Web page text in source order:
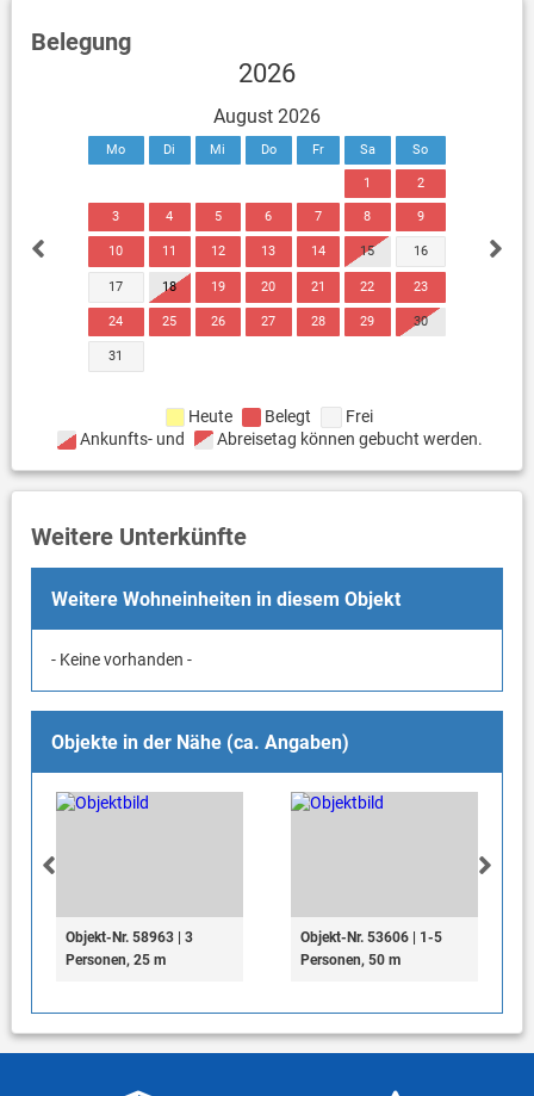
Belegung
2026
August 2026
Mo Di Mi Do Fr Sa So
1 2
3 4 5 6 7 8 9
10 11 12 13 14 15 16
17 18 19 20 21 22 23
24 25 26 27 28 29 30
31
Heute Belegt
Frei
Ankunfts- und
Abreisetag können gebucht werden.
Weitere Unterkünfte
Weitere Wohneinheiten in diesem Objekt
- Keine vorhanden -
Objekte in der Nähe (ca. Angaben)
Objekt-Nr. 58963 | 3
Personen, 25 m
Objekt-Nr. 53606 | 1-5
Personen, 50 m